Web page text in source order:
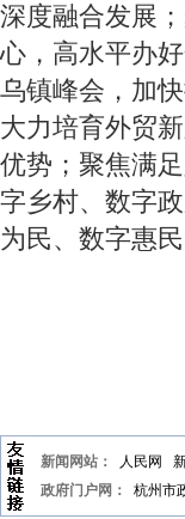
深度融合发展
心，高水平办
乌镇峰会，加
大力培育外贸
优势；聚焦满
字乡村、数字
为民、数字惠
新闻网站： 人民网
政府门户网：
杭州市